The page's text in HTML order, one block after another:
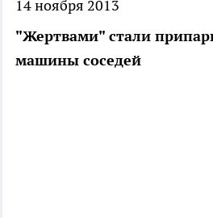
14 ноября 2013
"Жертвами" стали
машины соседей